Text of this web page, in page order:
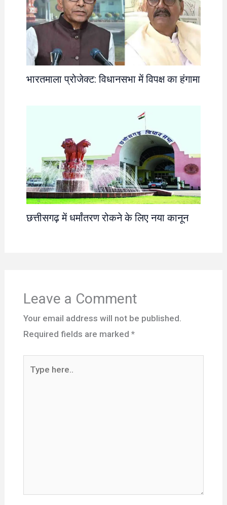
भारतमाला प्रोजेक्ट: विधानसभा में विपक्ष का हंगामा
छत्तीसगढ़ में धर्मांतरण रोकने के लिए नया कानून
Leave a Comment
Your email address will not be published.
Required fields are marked *